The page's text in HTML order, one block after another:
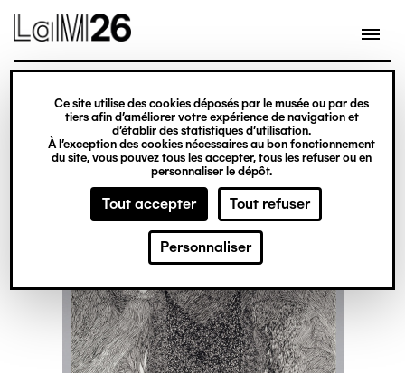
Gestion des cookies
Ce site utilise des cookies déposés par le musée ou par des
tiers afin d’améliorer votre expérience de navigation et
d’établir des statistiques d’utilisation.
À l’exception des cookies nécessaires au bon fonctionnement
du site, vous pouvez tous les accepter, tous les refuser ou en
personnaliser le dépôt.
Tout accepter Tout refuser
Personnaliser
contenu